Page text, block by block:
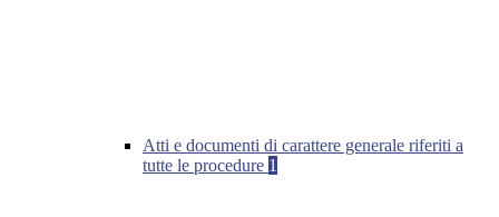
Atti e documenti di carattere generale riferiti a
tutte le procedure 1